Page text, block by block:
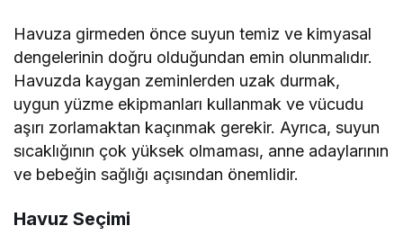
Havuza girmeden önce suyun temiz ve kimyasal
dengelerinin doğru olduğundan emin olunmalıdır.
Havuzda kaygan zeminlerden uzak durmak,
uygun yüzme ekipmanları kullanmak ve vücudu
aşırı zorlamaktan kaçınmak gerekir. Ayrıca, suyun
sıcaklığının çok yüksek olmaması, anne adaylarının
ve bebeğin sağlığı açısından önemlidir.
Havuz Seçimi